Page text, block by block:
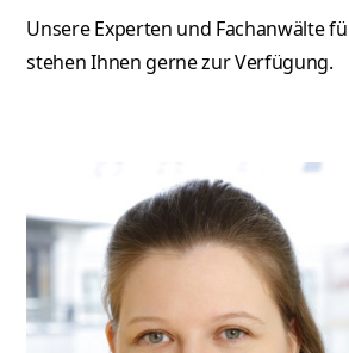
Unsere Experten und Fachanwälte
stehen Ihnen gerne zur Verfügung.